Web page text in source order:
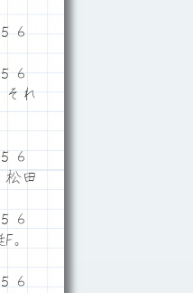
６
６
それ
６
松田
６
。
６